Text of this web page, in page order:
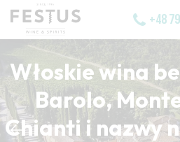
+48
Włoskie wina
Barolo,
Chianti i nazwy